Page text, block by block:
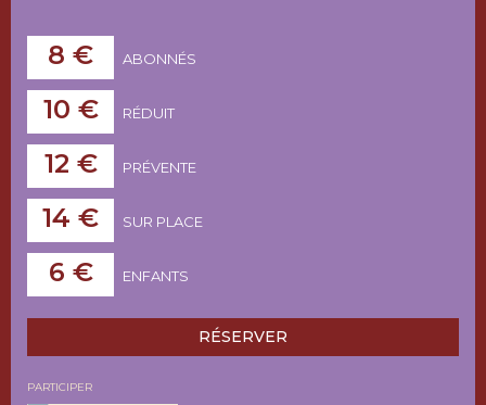
8 € ABONNÉS
10 € RÉDUIT
12 € PRÉVENTE
14 € SUR PLACE
6 € ENFANTS
RÉSERVER
PARTICIPER